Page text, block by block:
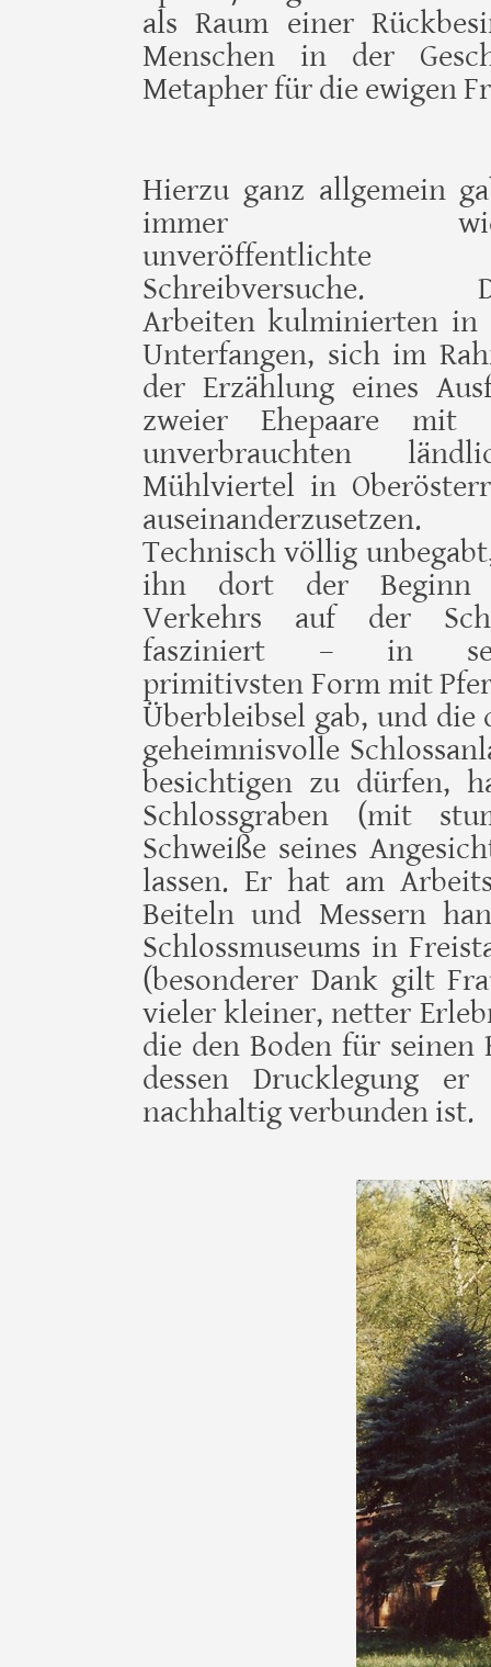
als Raum einer
Menschen in der
Metapher für die ewigen
Hierzu ganz allgemein
immer
unveröffentlichte
Schreibversuche.
Arbeiten kulminierten in
Unterfangen, sich im
der Erzählung eines
zweier Ehepaare mit
unverbrauchten
Mühlviertel in
auseinanderzusetzen.
Technisch völlig
ihn dort der Beginn
Verkehrs auf der
fasziniert – in
primitivsten Form mit
Überbleibsel gab, und die
ge­heimnis­volle
besichtigen zu dürfen,
Schlossgraben (mit
Schweiße seines
lassen. Er hat am
Beiteln und Messern
Schloss­museums in
(besonderer Dank gilt
vieler kleiner, netter
die den Boden für seinen
dessen Drucklegung
nachhaltig verbunden ist.